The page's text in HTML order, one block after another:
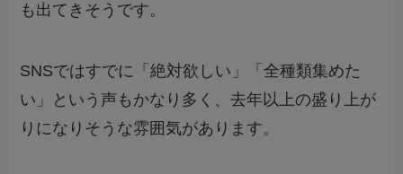
も出てきそうです。
SNSではすでに「絶対欲しい」「全種類集めた
い」という声もかなり多く、去年以上の盛り上が
りになりそうな雰囲気があります。